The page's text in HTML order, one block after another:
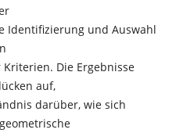
Identifizierung und Auswahl
Die Ergebnisse
auf,
darüber, wie sich